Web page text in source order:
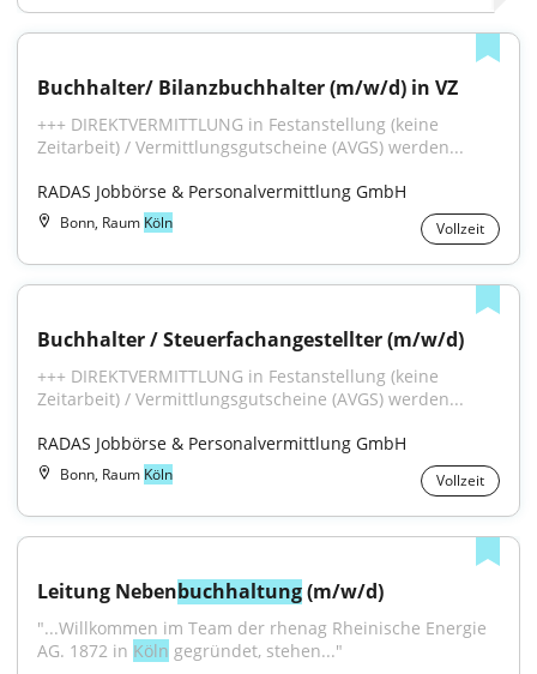
Buchhalter/ Bilanzbuchhalter (m/w/d) in VZ
+++ DIREKTVERMITTLUNG in Festanstellung (keine
Zeitarbeit) / Vermittlungsgutscheine (AVGS) werden...
RADAS Jobbörse & Personalvermittlung GmbH
Bonn, Raum Köln Vollzeit
Buchhalter / Steuerfachangestellter (m/w/d)
+++ DIREKTVERMITTLUNG in Festanstellung (keine
Zeitarbeit) / Vermittlungsgutscheine (AVGS) werden...
RADAS Jobbörse & Personalvermittlung GmbH
Bonn, Raum Köln Vollzeit
Leitung Nebenbuchhaltung (m/w/d)
"...Willkommen im Team der rhenag Rheinische Energie
AG. 1872 in Köln gegründet, stehen..."